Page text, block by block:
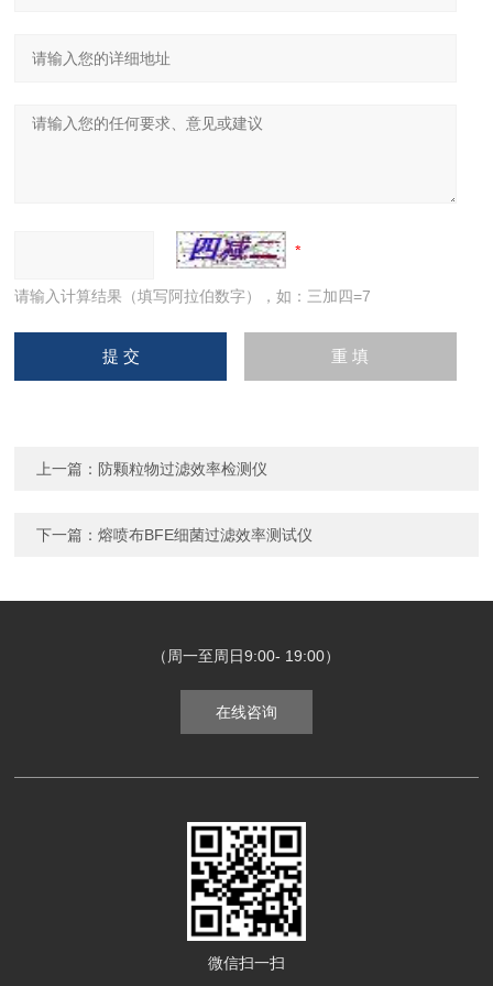
请输入计算结果（填写阿拉伯数字），如：三加四=7
上一篇： 防颗粒物过滤效率检测仪
下一篇：熔喷布BFE细菌过滤效率测试仪
（周一至周日9:00- 19:00）
在线咨询
微信扫一扫